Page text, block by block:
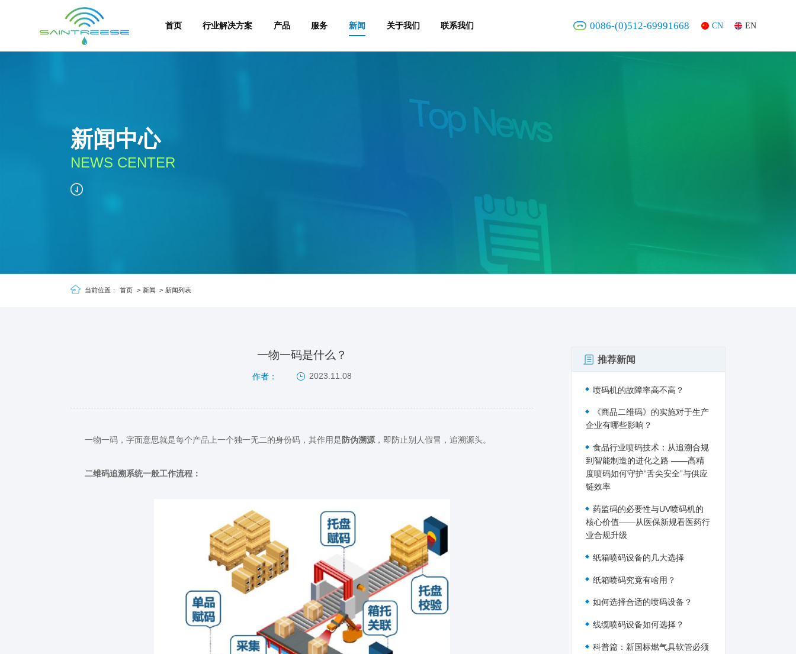
首页 行业解决方案 产品 服务 新闻 关于我们 联系我们 0086-(0)512-69991668 CN EN
新闻中心
NEWS CENTER
当前位置： 首页 > 新闻 > 新闻列表
一物一码是什么？
作者： 2023.11.08
一物一码，字面意思就是每个产品上一个独一无二的身份码，其作用是 防伪溯源，即防止别人假冒，追溯源头。
二维码追溯系统一般工作流程：
推荐新闻
喷码机的故障率高不高？
《商品二维码》的实施对于生产
企业有哪些影响？
食品行业喷码技术：从追溯合规
到智能制造的进化之路 ——高精
度喷码如何守护“舌尖安全”与供应
链效率
药监码的必要性与UV喷码机的
核心价值——从医保新规看医药行
业合规升级
纸箱喷码设备的几大选择
纸箱喷码究竟有啥用？
如何选择合适的喷码设备？
线缆喷码设备如何选择？
科普篇：新国标燃气具软管必须